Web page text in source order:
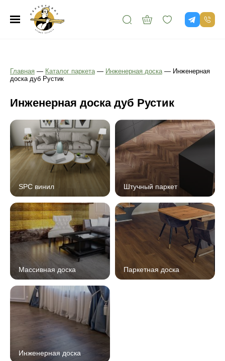
Главная — Каталог паркета — Инженерная доска — Инженерная
доска дуб Рустик
Инженерная доска дуб Рустик
SPC винил Штучный паркет
Массивная доска Паркетная доска
Инженерная доска